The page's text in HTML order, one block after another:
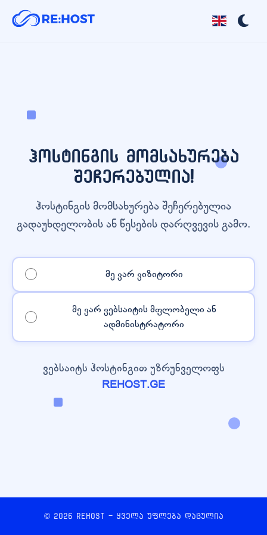
ჰოსტინგის მომსახურება
შეჩერებულია!
ჰოსტინგის მომსახურება შეჩერებულია
გადაუხდელობის ან წესების დარღვევის გამო.
მე ვარ ვიზიტორი
მე ვარ ვებსაიტის მფლობელი ან
ადმინისტრატორი
ვებსაიტს ჰოსტინგით უზრუნველოფს
REHOST.GE
© 2026 REHOST - ყველა უფლება დაცულია